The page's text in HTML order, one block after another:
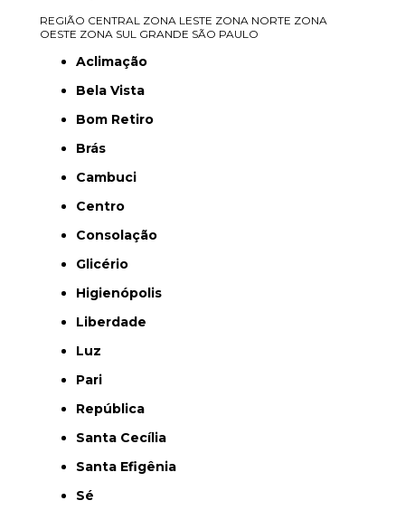
REGIÃO CENTRAL ZONA LESTE ZONA NORTE ZONA
OESTE ZONA SUL GRANDE SÃO PAULO
Aclimação
Bela Vista
Bom Retiro
Brás
Cambuci
Centro
Consolação
Glicério
Higienópolis
Liberdade
Luz
Pari
República
Santa Cecília
Santa Efigênia
Sé